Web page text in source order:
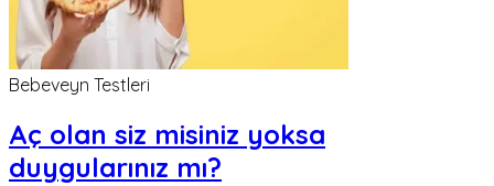
Bebeveyn Testleri
Aç olan siz misiniz yoksa
duygularınız mı?